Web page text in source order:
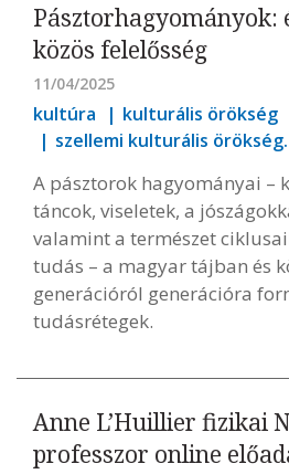
Pásztorhagyományok:
közös felelősség
11/04/2025
kultúra kulturális örökség
szellemi kulturális
A pásztorok hagyományai –
táncok, viseletek, a
valamint a természet
tudás – a magyar tájban és
generációról generációra
tudásrétegek.
Anne L’Huillier fizikai
professzor online